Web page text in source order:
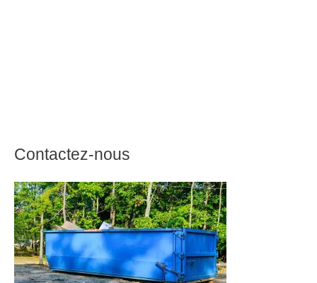
Contactez-nous